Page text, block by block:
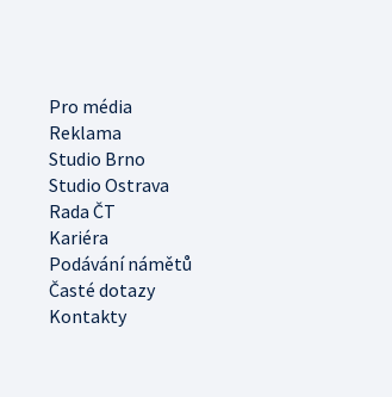
Pro média
Reklama
Studio Brno
Studio Ostrava
Rada ČT
Kariéra
Podávání námětů
Časté dotazy
Kontakty